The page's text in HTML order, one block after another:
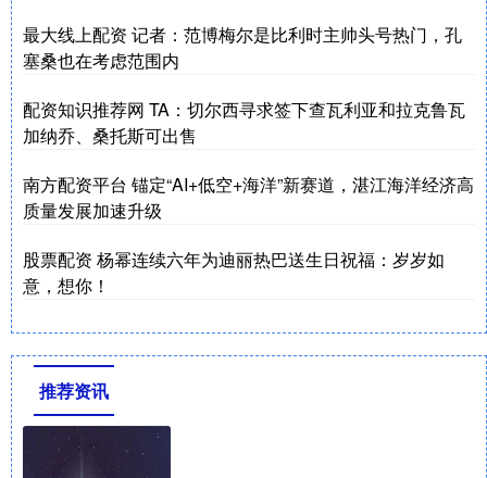
最大线上配资 记者：范博梅尔是比利时主帅头号热门，孔
塞桑也在考虑范围内
配资知识推荐网 TA：切尔西寻求签下查瓦利亚和拉克鲁瓦
加纳乔、桑托斯可出售
南方配资平台 锚定“AI+低空+海洋”新赛道，湛江海洋经济高
质量发展加速升级
股票配资 杨幂连续六年为迪丽热巴送生日祝福：岁岁如
意，想你！
推荐资讯